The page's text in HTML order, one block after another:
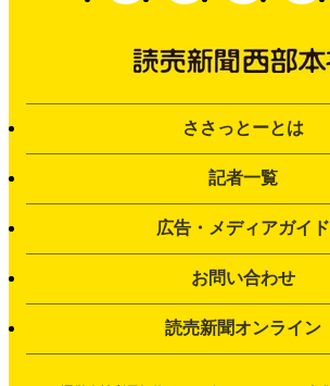
ささっとーとは
記者一覧
広告・メディアガイド
お問い合わせ
読売新聞オンライン